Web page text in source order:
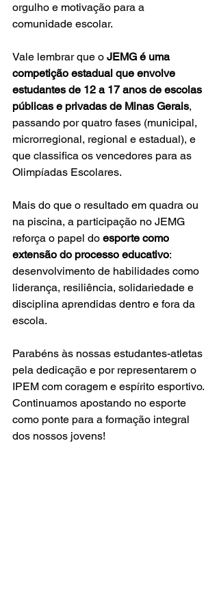
orgulho e motivação para a
comunidade escolar.
Vale lembrar que o JEMG é uma
competição estadual que envolve
estudantes de 12 a 17 anos de escolas
públicas e privadas de Minas Gerais,
passando por quatro fases (municipal,
microrregional, regional e estadual), e
que classifica os vencedores para as
Olimpíadas Escolares.
Mais do que o resultado em quadra ou
na piscina, a participação no JEMG
reforça o papel do esporte como
extensão do processo educativo:
desenvolvimento de habilidades como
liderança, resiliência, solidariedade e
disciplina aprendidas dentro e fora da
escola.
Parabéns às nossas estudantes-atletas
pela dedicação e por representarem o
IPEM com coragem e espírito esportivo.
Continuamos apostando no esporte
como ponte para a formação integral
dos nossos jovens!